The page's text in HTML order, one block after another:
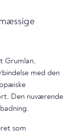
Grumlan,
med den
Den nuværende
som